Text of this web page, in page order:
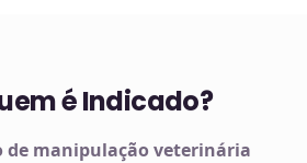
é Indicado?
de manipulação veterinária